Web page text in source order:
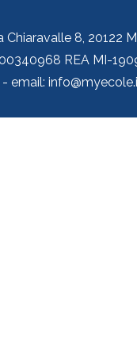
Chiaravalle 8, 20122
REA MI-
email: